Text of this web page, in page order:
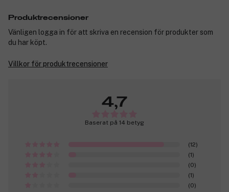
Produktrecensioner
Vänligen logga in för att skriva en recension för produkter som
du har köpt.
Villkor för produktrecensioner
4,7
Baserat på 14 betyg
(12)
(1)
(0)
(1)
(0)